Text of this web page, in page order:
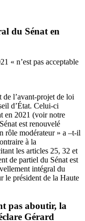
du Sénat en
« n’est pas acceptable
l’avant-projet de loi
d’État. Celui-ci
en 2021 (voir notre
est renouvelé
rôle modérateur » a –t-il
à la
les articles 25, 32 et
de partiel du Sénat est
intégral du
le président de la Haute
pas aboutir, la
Gérard